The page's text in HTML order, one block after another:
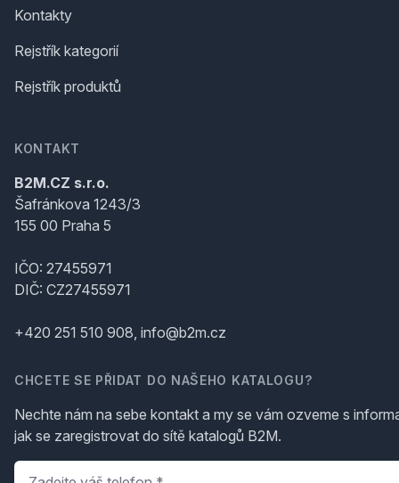
Kontakty
Rejstřík kategorií
Rejstřík produktů
KONTAKT
B2M.CZ s.r.o.
Šafránkova 1243/3
155 00 Praha 5
IČO: 27455971
DIČ: CZ27455971
+420 251 510 908, info@b2m.cz
CHCETE SE PŘIDAT DO NAŠEHO KATALOGU?
Nechte nám na sebe kontakt a my se vám ozveme s
jak se zaregistrovat do sítě katalogů B2M.
Telefon